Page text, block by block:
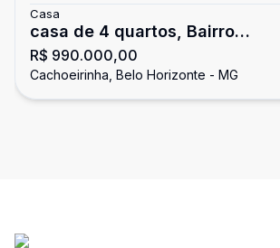
Casa
casa de 4 quartos, Bairro
Cachoeirinha em Belo Horizonte
R$ 990.000,00
Cachoeirinha, Belo Horizonte - MG